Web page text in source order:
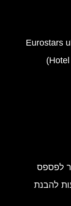
מלון קריסטל (Hotel Kristal – Terme Krka)
לפספס
בליובליאנה במשך 3 שעות להבנת